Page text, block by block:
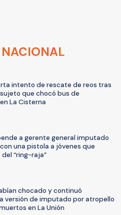
intento de rescate de reos tras
que chocó bus de
La Cisterna
a gerente general imputado
una pistola a jóvenes que
“ring-raja”
chocado y continuó
versión de imputado por atropello
en La Unión